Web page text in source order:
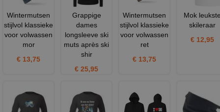
Wintermutsen
stijlvol klassieke
voor volwassen
mor
€ 13,75
Grappige
dames
longsleeve ski
muts après ski
shir
€ 25,95
Wintermutsen
stijlvol klassieke
voor volwassen
ret
€ 13,75
Mok
skileraar
€ 12,95